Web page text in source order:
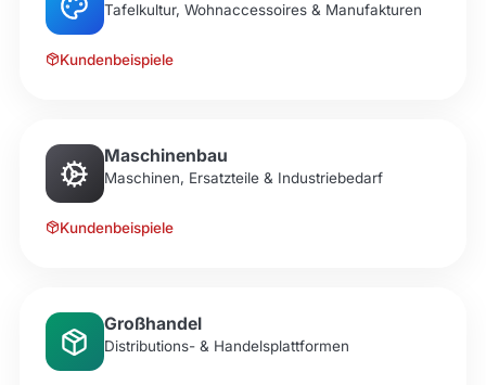
Tafelkultur, Wohnaccessoires & Manufakturen
Kundenbeispiele
Maschinenbau
Maschinen, Ersatzteile & Industriebedarf
Kundenbeispiele
Großhandel
Distributions- & Handelsplattformen